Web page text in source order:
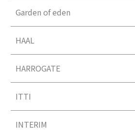
Garden of eden
HAAL
HARROGATE
ITTI
INTERIM